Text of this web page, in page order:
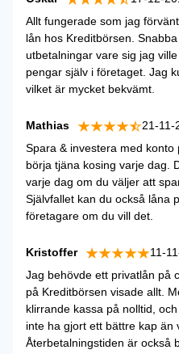
Allt fungerade som jag
lån hos Kreditbörsen.
utbetalningar vare sig jag
pengar själv i företaget. Jag
vilket är mycket bekvämt.
Mathias
21-11-
Spara & investera med
börja tjäna kosing varje dag.
varje dag om du väljer att
Självfallet kan du också låna
företagare om du vill det.
Kristoffer
11-
Jag behövde ett privatlån på
på Kreditbörsen visade allt.
klirrande kassa på nolltid,
inte ha gjort ett bättre kap än
Återbetalningstiden är också